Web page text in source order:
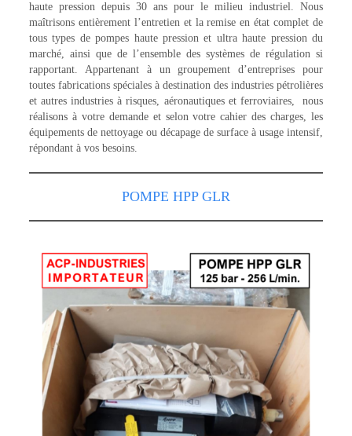
haute pression depuis 30 ans pour le milieu industriel. Nous
maîtrisons entièrement l’entretien et la remise en état complet de
tous types de pompes haute pression et ultra haute pression du
marché, ainsi que de l’ensemble des systèmes de régulation si
rapportant. Appartenant à un groupement d’entreprises pour
toutes fabrications spéciales à destination des industries pétrolières
et autres industries à risques, aéronautiques et ferroviaires, nous
réalisons à votre demande et selon votre cahier des charges, les
équipements de nettoyage ou décapage de surface à usage intensif,
répondant à vos besoins.
POMPE HPP GLR